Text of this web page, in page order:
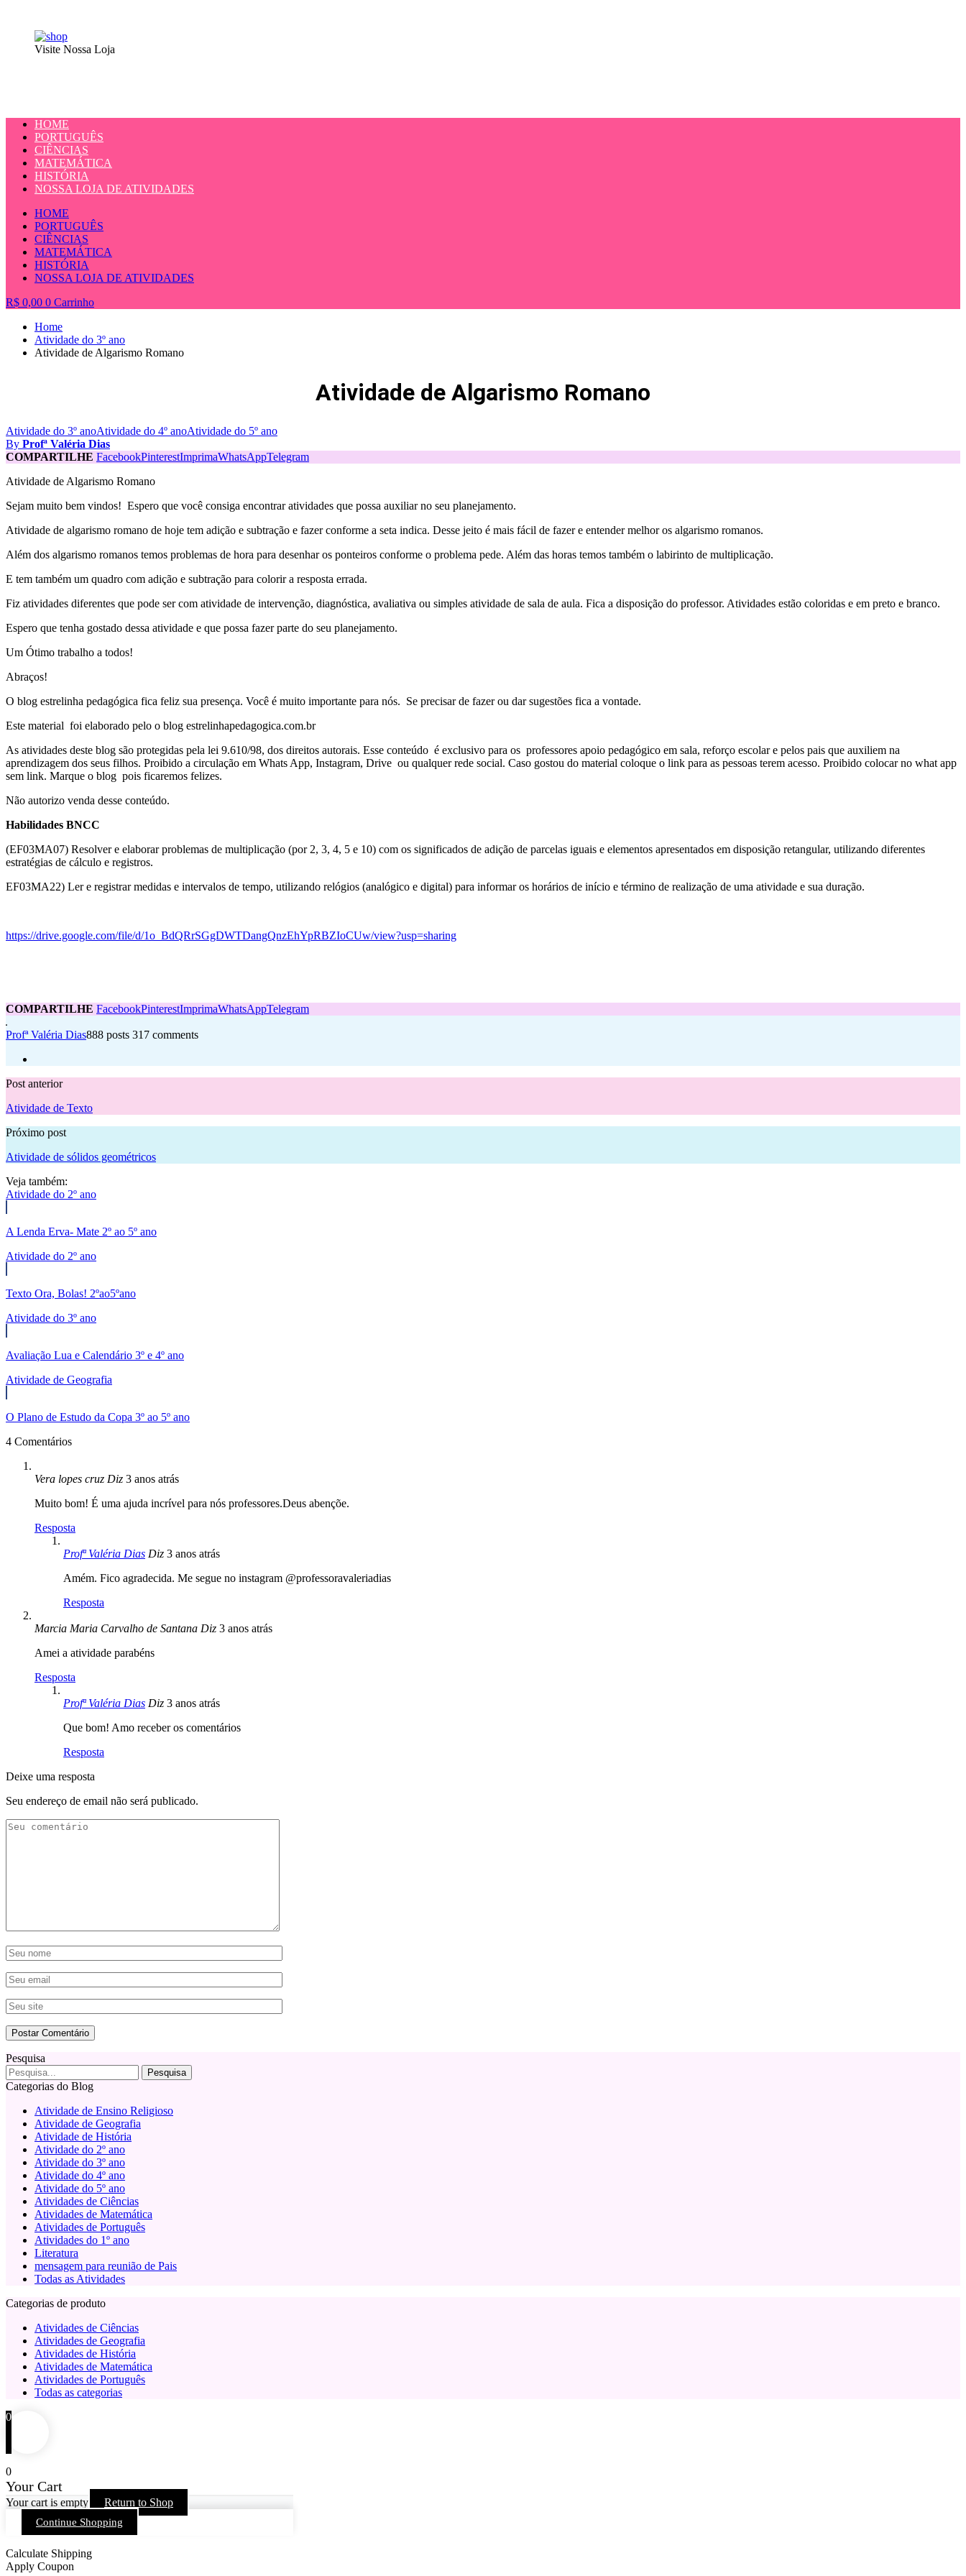
Visite Nossa Loja
HOME
PORTUGUÊS
CIÊNCIAS
MATEMÁTICA
HISTÓRIA
NOSSA LOJA DE ATIVIDADES
HOME
PORTUGUÊS
CIÊNCIAS
MATEMÁTICA
HISTÓRIA
NOSSA LOJA DE ATIVIDADES
R$ 0,00 0 Carrinho
Home
Atividade do 3º ano
Atividade de Algarismo Romano
Atividade de Algarismo Romano
Atividade do 3º anoAtividade do 4º anoAtividade do 5º ano
By Profª Valéria Dias
COMPARTILHE FacebookPinterestImprimaWhatsAppTelegram
Atividade de Algarismo Romano
Sejam muito bem vindos! Espero que você consiga encontrar atividades que possa auxiliar no seu planejamento.
Atividade de algarismo romano de hoje tem adição e subtração e fazer conforme a seta indica. Desse jeito é mais fácil de fazer e entender melhor os algarismo romanos.
Além dos algarismo romanos temos problemas de hora para desenhar os ponteiros conforme o problema pede. Além das horas temos também o labirinto de multiplicação.
E tem também um quadro com adição e subtração para colorir a resposta errada.
Fiz atividades diferentes que pode ser com atividade de intervenção, diagnóstica, avaliativa ou simples atividade de sala de aula. Fica a disposição do professor. Atividades estão coloridas e em preto e branco.
Espero que tenha gostado dessa atividade e que possa fazer parte do seu planejamento.
Um Ótimo trabalho a todos!
Abraços!
O blog estrelinha pedagógica fica feliz sua presença. Você é muito importante para nós. Se precisar de fazer ou dar sugestões fica a vontade.
Este material foi elaborado pelo o blog estrelinhapedagogica.com.br
As atividades deste blog são protegidas pela lei 9.610/98, dos direitos autorais. Esse conteúdo é exclusivo para os professores apoio pedagógico em sala, reforço escolar e pelos pais que auxiliem na
aprendizagem dos seus filhos. Proibido a circulação em Whats App, Instagram, Drive ou qualquer rede social. Caso gostou do material coloque o link para as pessoas terem acesso. Proibido colocar no what app
sem link. Marque o blog pois ficaremos felizes.
Não autorizo venda desse conteúdo.
Habilidades BNCC
(EF03MA07) Resolver e elaborar problemas de multiplicação (por 2, 3, 4, 5 e 10) com os significados de adição de parcelas iguais e elementos apresentados em disposição retangular, utilizando diferentes
estratégias de cálculo e registros.
EF03MA22) Ler e registrar medidas e intervalos de tempo, utilizando relógios (analógico e digital) para informar os horários de início e término de realização de uma atividade e sua duração.
https://drive.google.com/file/d/1o_BdQRrSGgDWTDangQnzEhYpRBZIoCUw/view?usp=sharing
COMPARTILHE FacebookPinterestImprimaWhatsAppTelegram
Profª Valéria Dias888 posts 317 comments
Post anterior
Atividade de Texto
Próximo post
Atividade de sólidos geométricos
Veja também:
Atividade do 2º ano
A Lenda Erva- Mate 2º ao 5º ano
Atividade do 2º ano
Texto Ora, Bolas! 2ºao5ºano
Atividade do 3º ano
Avaliação Lua e Calendário 3º e 4º ano
Atividade de Geografia
O Plano de Estudo da Copa 3º ao 5º ano
4 Comentários
Vera lopes cruz Diz 3 anos atrás
Muito bom! É uma ajuda incrível para nós professores.Deus abençõe.
Resposta
Profª Valéria Dias Diz 3 anos atrás
Amém. Fico agradecida. Me segue no instagram @professoravaleriadias
Resposta
Marcia Maria Carvalho de Santana Diz 3 anos atrás
Amei a atividade parabéns
Resposta
Profª Valéria Dias Diz 3 anos atrás
Que bom! Amo receber os comentários
Resposta
Deixe uma resposta
Seu endereço de email não será publicado.
Pesquisa
Categorias do Blog
Atividade de Ensino Religioso
Atividade de Geografia
Atividade de História
Atividade do 2º ano
Atividade do 3º ano
Atividade do 4º ano
Atividade do 5º ano
Atividades de Ciências
Atividades de Matemática
Atividades de Português
Atividades do 1º ano
Literatura
mensagem para reunião de Pais
Todas as Atividades
Categorias de produto
Atividades de Ciências
Atividades de Geografia
Atividades de História
Atividades de Matemática
Atividades de Português
Todas as categorias
0
0
Your Cart
Your cart is empty Return to Shop
Continue Shopping
Calculate Shipping
Apply Coupon